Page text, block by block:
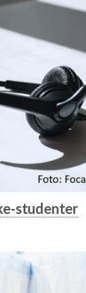
studenter